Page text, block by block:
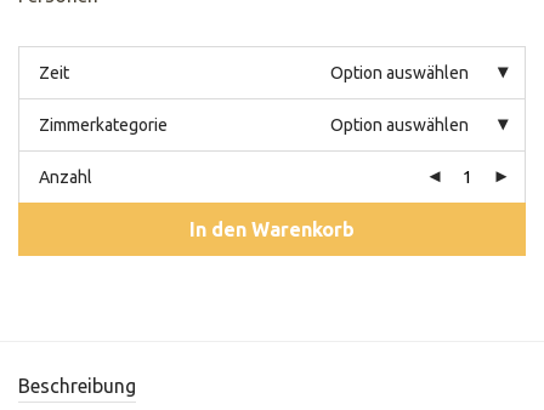
Zeit Option auswählen
Zimmerkategorie Option auswählen
Anzahl
In den Warenkorb
Beschreibung